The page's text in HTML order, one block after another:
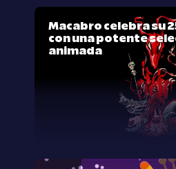
Macabro celebra su
con una potente
animada